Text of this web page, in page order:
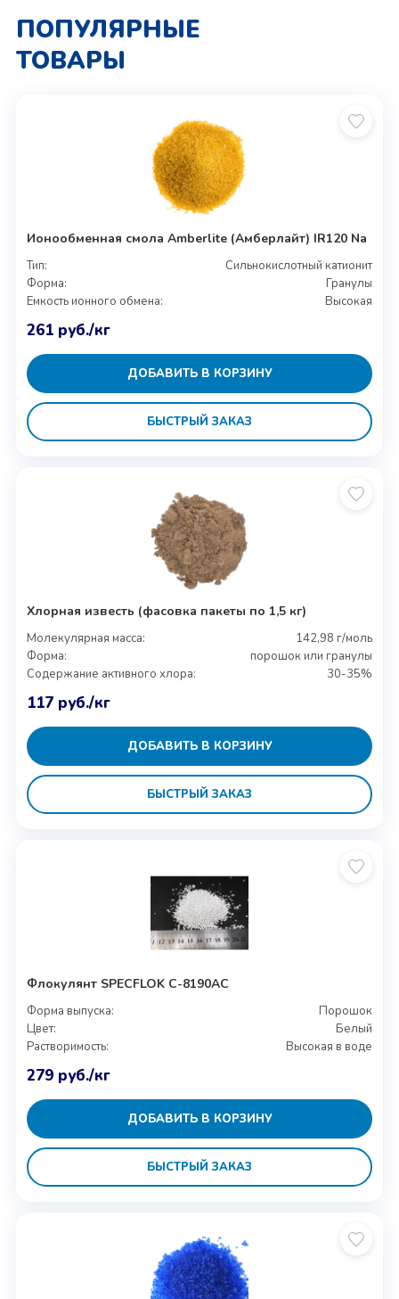
ПОПУЛЯРНЫЕ
ТОВАРЫ
Ионообменная смола Amberlite (Амберлайт) IR120 Na
Тип:
Сильнокислотный катионит
Форма:
Гранулы
Емкость ионного обмена:
Высокая
261 руб./кг
ДОБАВИТЬ В КОРЗИНУ
БЫСТРЫЙ ЗАКАЗ
Хлорная известь (фасовка пакеты по 1,5 кг)
Молекулярная масса:
142,98 г/моль
Форма:
порошок или гранулы
Содержание активного хлора:
30-35%
117 руб./кг
ДОБАВИТЬ В КОРЗИНУ
БЫСТРЫЙ ЗАКАЗ
Флокулянт SPECFLOK C-8190AC
Форма выпуска:
Порошок
Цвет:
Белый
Растворимость:
Высокая в воде
279 руб./кг
ДОБАВИТЬ В КОРЗИНУ
БЫСТРЫЙ ЗАКАЗ